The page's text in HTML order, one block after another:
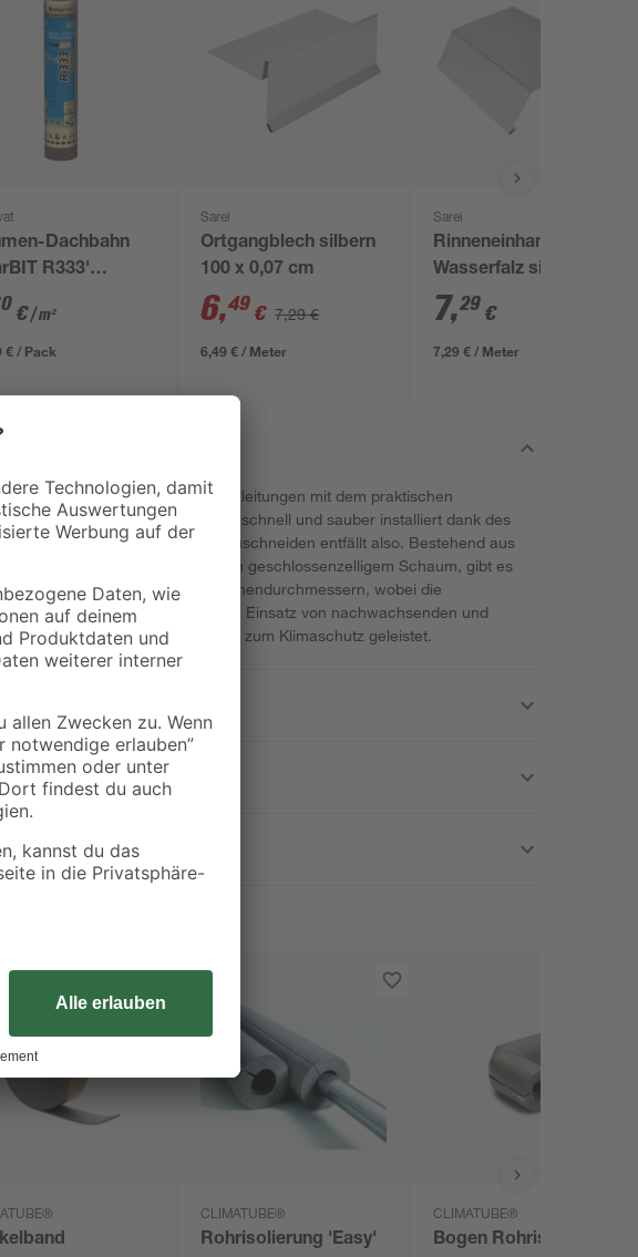
Dachbahn
R333'
schwarz
1000 cm
€/ m²
€ / Pack
Sarei
Ortgangblech silbern
100 x 0,07 cm
6,49 € 7,29 €
6,49 € / Meter
Sarei
Rinneneinhang ohne
Wasserfalz silbern
100 x 12,5 cm
7,29 €
7,29 € / Meter
den Wärmeverlust bei Ihren Heizleitungen mit dem praktischen
"Climatube® Easy". Er ist schnell und sauber installiert dank des
Verschlusssystems. Lästiges Zuschneiden entfällt also. Bestehend aus
flexiblem Polyethylen in Form von geschlossenzelligem Schaum, gibt es
Bedarf mit verschiedenen Innendurchmessern, wobei die
13 mm beträgt. Durch den Einsatz von nachwachsenden und
wird zudem ein Beitrag zum Klimaschutz geleistet.
CLIMATUBE®
Rohrisolierung 'Easy'
CLIMATUBE®
Bogen Rohrisolierung